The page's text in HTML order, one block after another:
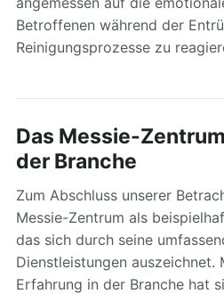
Betroffenen während der
Reinigungsprozesse zu
Das Messie-
der Branche
Zum Abschluss unserer
Messie-Zentrum als
das sich durch seine
Dienstleistungen auszeichnet.
Erfahrung in der Branche hat